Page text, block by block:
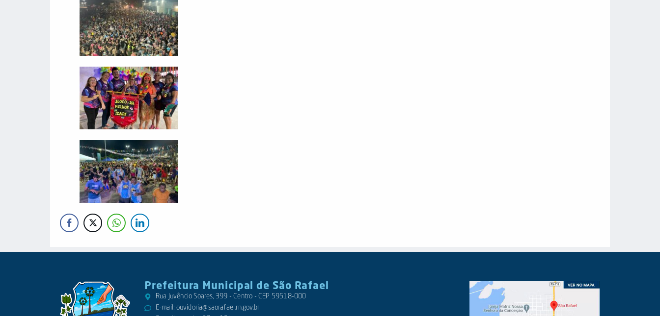
Prefeitura Municipal de São Rafael
Rua Juvêncio Soares, 399 - Centro - CEP 59518-000
E-mail: ouvidoria@saorafael.rn.gov.br